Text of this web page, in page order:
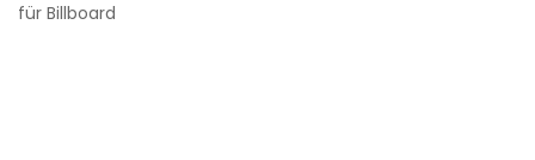
für Billboard